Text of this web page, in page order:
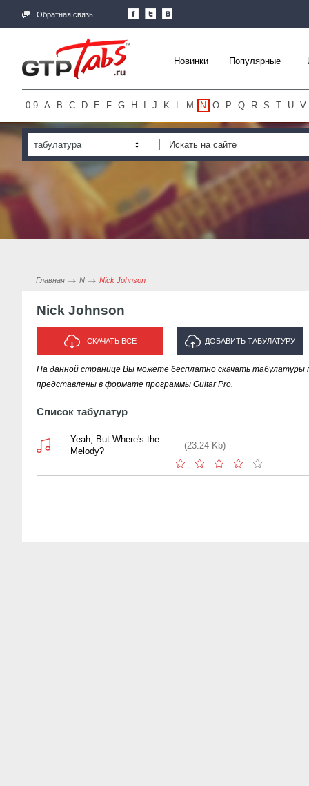
Обратная связь
Новинки Популярные
0-9 A B C D E F G H J K L M N O P Q R S T U V
табулатура
Главная N Nick Johnson
Nick Johnson
СКАЧАТЬ ВСЕ ДОБАВИТЬ ТАБУЛАТУРУ
ИСПОЛНИТЕЛЯ "NICK JOHNSON"
На данной странице Вы можете бесплатно скачать табулатуры
представлены в формате программы Guitar Pro.
Список табулатур
Yeah, But Where's the
Melody?
(23.24 Kb)